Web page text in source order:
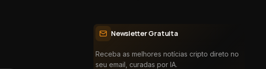
Newsletter Gratuita
Receba as melhores notícias cripto direto no
seu email, curadas por IA.